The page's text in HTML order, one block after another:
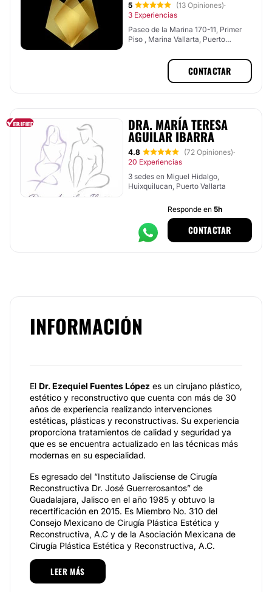
5 (13 Opiniones)·
3 Experiencias
Paseo de la Marina 170-11, Primer
Piso , Marina Vallarta, Puerto
CONTACTAR
DRA. MARÍA TERESA
AGUILAR IBARRA
4.8 (72 Opiniones)·
20 Experiencias
3 sedes en Miguel Hidalgo,
Huixquilucan, Puerto Vallarta
Responde en 5h
CONTACTAR
INFORMACIÓN
El Dr. Ezequiel Fuentes López es un cirujano plástico,
estético y reconstructivo que cuenta con más de 30
años de experiencia realizando intervenciones
estéticas, plásticas y reconstructivas. Su experiencia
proporciona tratamientos de calidad y seguridad ya
que es se encuentra actualizado en las técnicas más
modernas en su especialidad.
Es egresado del “Instituto Jalisciense de Cirugía
Reconstructiva Dr. José Guerrerosantos” de
Guadalajara, Jalisco en el año 1985 y obtuvo la
recertificación en 2015. Es Miembro No. 310 del
Consejo Mexicano de Cirugía Plástica Estética y
Reconstructiva, A.C y de la Asociación Mexicana de
Cirugía Plástica Estética y Reconstructiva, A.C.
Especialidades
LEER MÁS